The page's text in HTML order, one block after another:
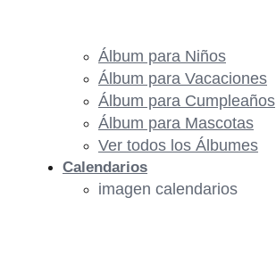
Álbum para Niños
Álbum para Vacaciones
Álbum para Cumpleaños
Álbum para Mascotas
Ver todos los Álbumes
Calendarios
imagen calendarios